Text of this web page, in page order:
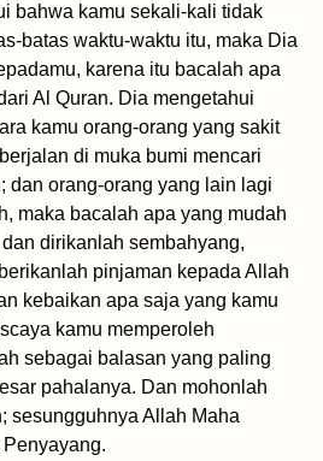
bahwa kamu sekali-kali tidak
batas waktu-waktu itu, maka Dia
karena itu bacalah apa
Al Quran. Dia mengetahui
kamu orang-orang yang sakit
di muka bumi mencari
dan orang-orang yang lain lagi
maka bacalah apa yang mudah
dirikanlah sembahyang,
pinjaman kepada Allah
kebaikan apa saja yang kamu
kamu memperoleh
sebagai balasan yang paling
pahalanya. Dan mohonlah
sesungguhnya Allah Maha